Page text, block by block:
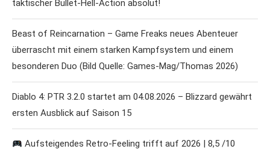
taktischer Bullet-Hell-Action absolut!
Beast of Reincarnation – Game Freaks neues Abenteuer
überrascht mit einem starken Kampfsystem und einem
besonderen Duo (Bild Quelle: Games-Mag/Thomas 2026)
Diablo 4: PTR 3.2.0 startet am 04.08.2026 – Blizzard gewährt
ersten Ausblick auf Saison 15
Aufsteigendes Retro-Feeling trifft auf 2026 | 8,5 /10